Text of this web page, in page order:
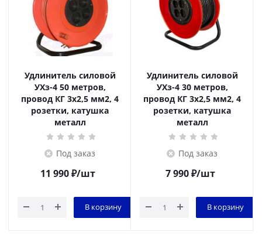
Удлинитель силовой
УХз-4 50 метров,
провод КГ 3х2,5 мм2, 4
розетки, катушка
металл
Под заказ
11 990₽/шт
В корзину
Удлинитель силовой
УХз-4 30 метров,
провод КГ 3х2,5 мм2, 4
розетки, катушка
металл
Под заказ
7 990₽/шт
В корзину